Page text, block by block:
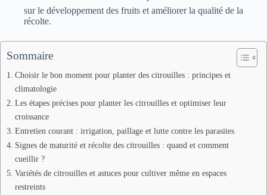
sur le développement des fruits et améliorer la qualité de la
récolte.
Sommaire
Choisir le bon moment pour planter des citrouilles : principes et
climatologie
Les étapes précises pour planter les citrouilles et optimiser leur
croissance
Entretien courant : irrigation, paillage et lutte contre les parasites
Signes de maturité et récolte des citrouilles : quand et comment
cueillir ?
Variétés de citrouilles et astuces pour cultiver même en espaces
restreints